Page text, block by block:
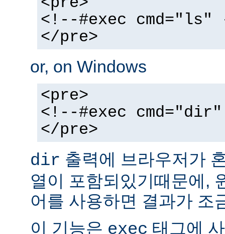
<!--#exec cmd="ls"
</pre>
or, on Windows
<pre>
<!--#exec
</pre>
dir 출력에 브라우저가
열이 포함되있기때문에,
어를 사용하면 결과가 조
이 기능은 exec 태그에